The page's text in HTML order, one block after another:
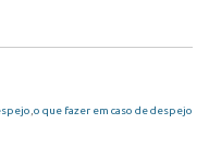
,o que fazer em caso de despejo